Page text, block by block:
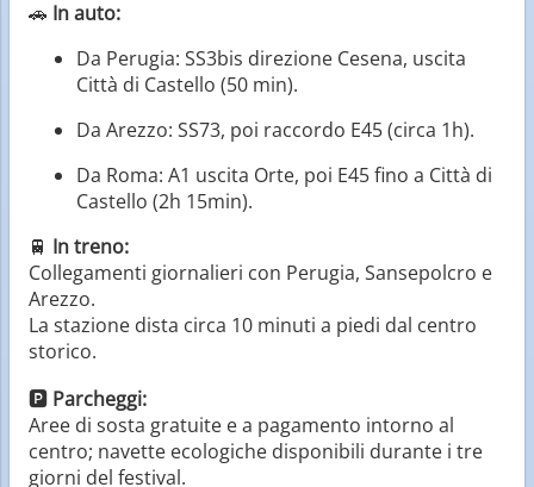
🚗 In auto:
Da Perugia: SS3bis direzione Cesena, uscita
Città di Castello (50 min).
Da Arezzo: SS73, poi raccordo E45 (circa 1h).
Da Roma: A1 uscita Orte, poi E45 fino a Città di
Castello (2h 15min).
🚆 In treno:
Collegamenti giornalieri con Perugia, Sansepolcro e
Arezzo.
La stazione dista circa 10 minuti a piedi dal centro
storico.
🅿️ Parcheggi:
Aree di sosta gratuite e a pagamento intorno al
centro; navette ecologiche disponibili durante i tre
giorni del festival.